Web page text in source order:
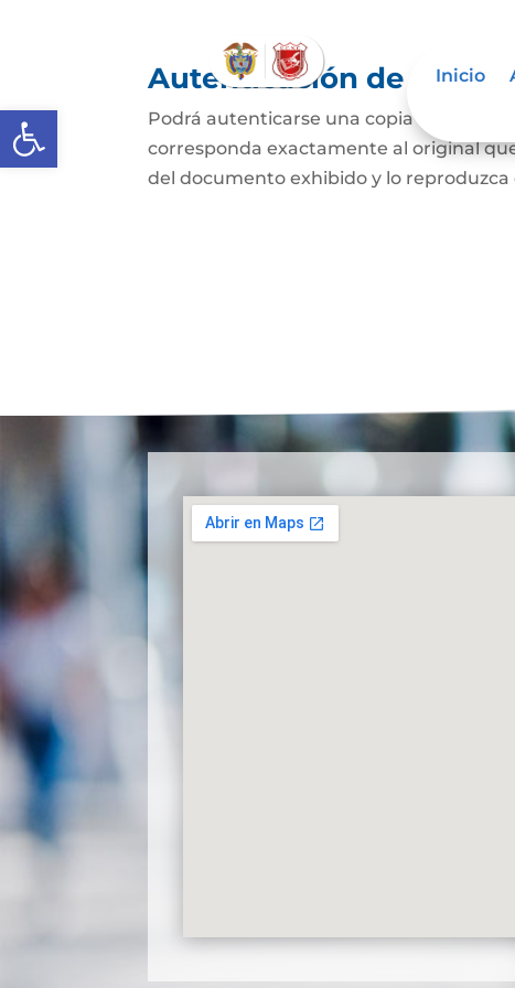
Abrir barra de herramientas
Inicio
Autenticación de Copias
Podrá autenticarse una copia mecánica
corresponda exactamente al original
del documento exhibido y lo